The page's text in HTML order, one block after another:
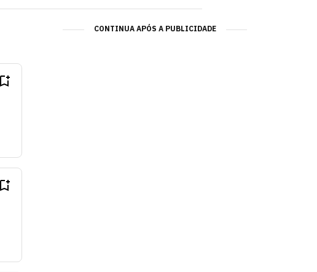
CONTINUA APÓS A PUBLICIDADE